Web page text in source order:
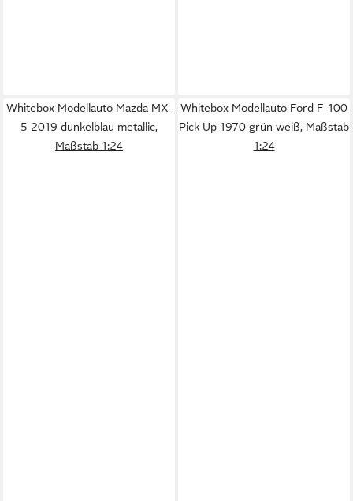
Whitebox Modellauto Mazda MX-
5 2019 dunkelblau metallic,
Maßstab 1:24
Whitebox Modellauto Ford F-100
Pick Up 1970 grün weiß, Maßstab
1:24